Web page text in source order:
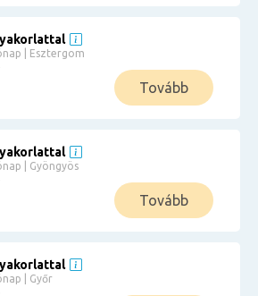
| Esztergom
Tovább
| Gyöngyös
Tovább
| Győr